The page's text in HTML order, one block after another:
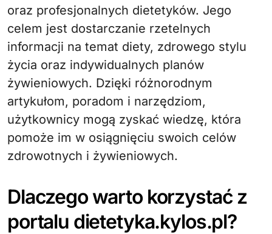
oraz profesjonalnych dietetyków. Jego
celem jest dostarczanie rzetelnych
informacji na temat diety, zdrowego stylu
życia oraz indywidualnych planów
żywieniowych. Dzięki różnorodnym
artykułom, poradom i narzędziom,
użytkownicy mogą zyskać wiedzę, która
pomoże im w osiągnięciu swoich celów
zdrowotnych i żywieniowych.
Dlaczego warto korzystać z
portalu dietetyka.kylos.pl?